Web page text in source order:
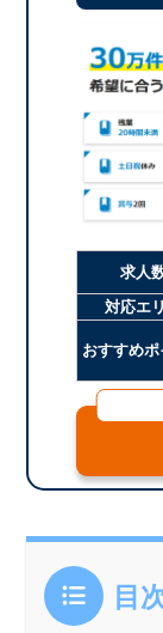
求人
対応エ
おすすめポ
目